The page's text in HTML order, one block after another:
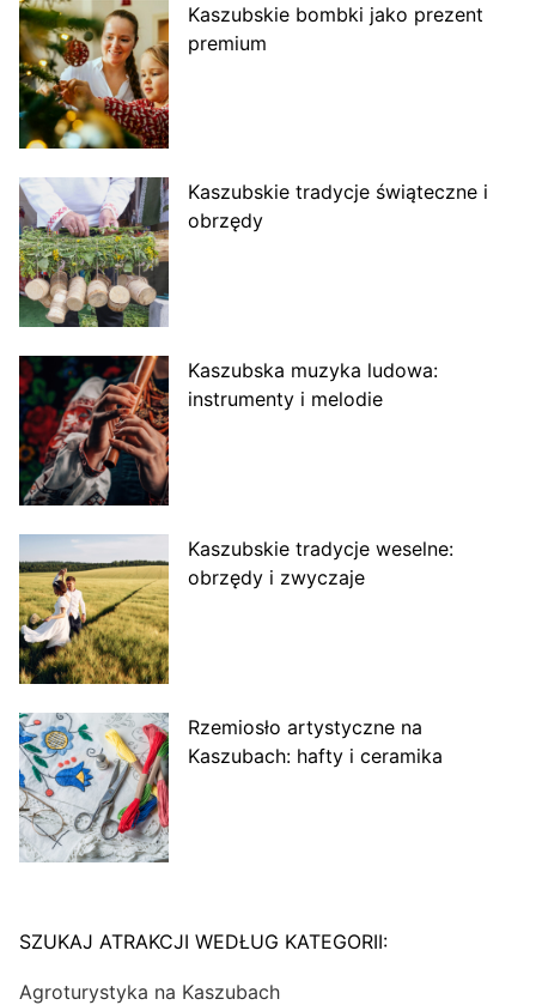
Kaszubskie bombki jako prezent
premium
Kaszubskie tradycje świąteczne i
obrzędy
Kaszubska muzyka ludowa:
instrumenty i melodie
Kaszubskie tradycje weselne:
obrzędy i zwyczaje
Rzemiosło artystyczne na
Kaszubach: hafty i ceramika
SZUKAJ ATRAKCJI WEDŁUG KATEGORII:
Agroturystyka na Kaszubach